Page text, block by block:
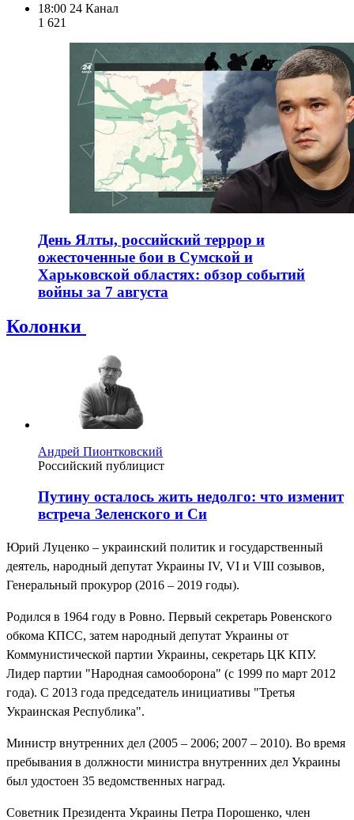
18:00 24 Канал
1 621
День Ялты, российский террор и
ожесточенные бои в Сумской и
Харьковской областях: обзор событий
войны за 7 августа
Колонки
Андрей Пионтковский
Российский публицист
Путину осталось жить недолго: что изменит
встреча Зеленского и Си
Юрий Луценко – украинский политик и государственный
деятель, народный депутат Украины IV, VI и VIII созывов,
Генеральный прокурор (2016 – 2019 годы).
Родился в 1964 году в Ровно. Первый секретарь Ровенского
обкома КПСС, затем народный депутат Украины от
Коммунистической партии Украины, секретарь ЦК КПУ.
Лидер партии "Народная самооборона" (с 1999 по март 2012
года). С 2013 года председатель инициативы "Третья
Украинская Республика".
Министр внутренних дел (2005 – 2006; 2007 – 2010). Во время
пребывания в должности министра внутренних дел Украины
был удостоен 35 ведомственных наград.
Советник Президента Украины Петра Порошенко, член